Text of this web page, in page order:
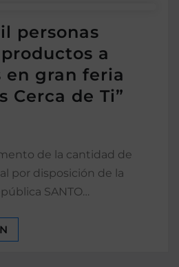
personas
a
en gran feria
Cerca de Ti”
de la cantidad de
por disposición de la
SANTO…